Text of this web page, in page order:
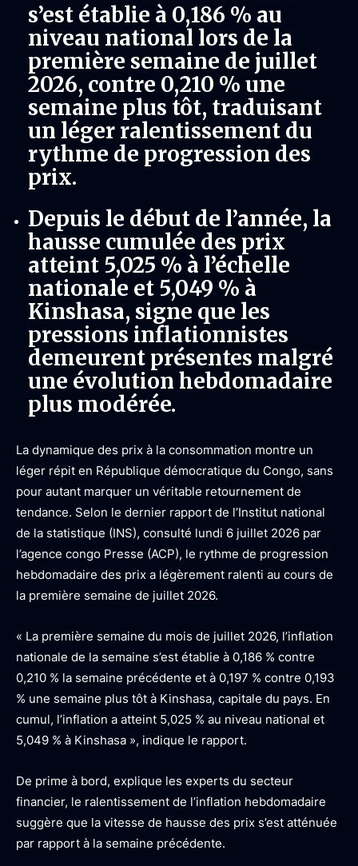
s’est établie à 0,186 % au
niveau national lors de la
première semaine de juillet
2026, contre 0,210 % une
semaine plus tôt, traduisant
un léger ralentissement du
rythme de progression des
prix.
Depuis le début de l’année, la
hausse cumulée des prix
atteint 5,025 % à l’échelle
nationale et 5,049 % à
Kinshasa, signe que les
pressions inflationnistes
demeurent présentes malgré
une évolution hebdomadaire
plus modérée.
La dynamique des prix à la consommation montre un
léger répit en République démocratique du Congo, sans
pour autant marquer un véritable retournement de
tendance. Selon le dernier rapport de l’Institut national
de la statistique (INS), consulté lundi 6 juillet 2026 par
l’agence congo Presse (ACP), le rythme de progression
hebdomadaire des prix a légèrement ralenti au cours de
la première semaine de juillet 2026.
« La première semaine du mois de juillet 2026, l’inflation
nationale de la semaine s’est établie à 0,186 % contre
0,210 % la semaine précédente et à 0,197 % contre 0,193
% une semaine plus tôt à Kinshasa, capitale du pays. En
cumul, l’inflation a atteint 5,025 % au niveau national et
5,049 % à Kinshasa », indique le rapport.
De prime à bord, explique les experts du secteur
financier, le ralentissement de l’inflation hebdomadaire
suggère que la vitesse de hausse des prix s’est atténuée
par rapport à la semaine précédente.